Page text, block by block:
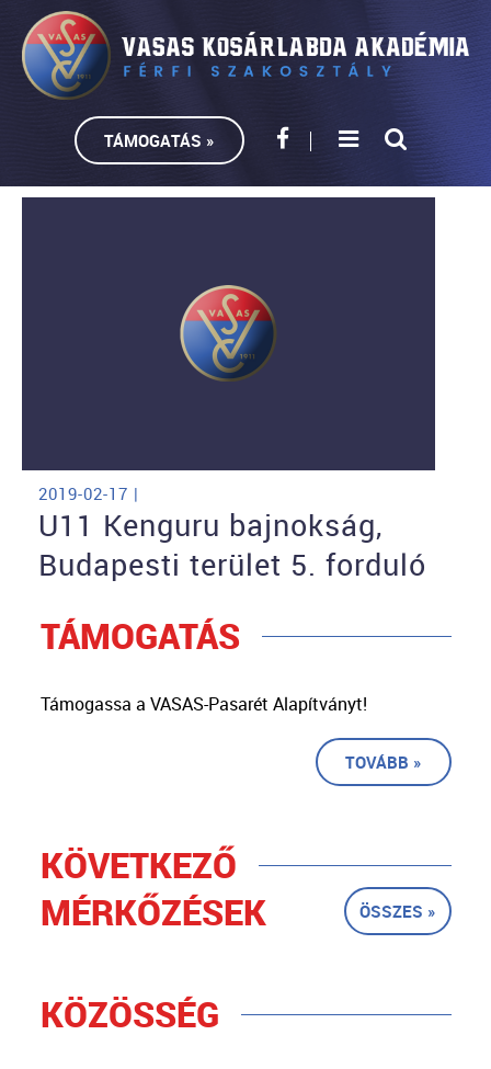
TÁMOGATÁS »
2019-02-17 |
U11 Kenguru bajnokság,
Budapesti terület 5. forduló
TÁMOGATÁS
Támogassa a VASAS-Pasarét Alapítványt!
TOVÁBB »
KÖVETKEZŐ
MÉRKŐZÉSEK
ÖSSZES »
KÖZÖSSÉG